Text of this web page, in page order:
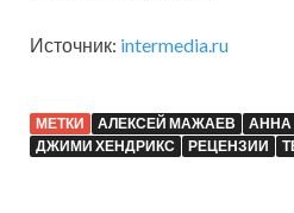
Источник: intermedia.ru
МЕТКИ АЛЕКСЕЙ МАЖАЕВ
АННА
ДЖИМИ ХЕНДРИКС
РЕЦЕНЗИИ